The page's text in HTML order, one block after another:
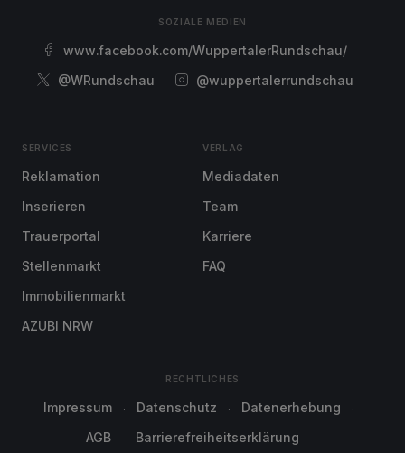
SOZIALE MEDIEN
www.facebook.com/WuppertalerRundschau/
@WRundschau
@wuppertalerrundschau
SERVICES
Reklamation
Inserieren
Trauerportal
Stellenmarkt
Immobilienmarkt
AZUBI NRW
VERLAG
Mediadaten
Team
Karriere
FAQ
RECHTLICHES
Impressum Datenschutz
Datenerhebung
AGB
Barrierefreiheitserklärung